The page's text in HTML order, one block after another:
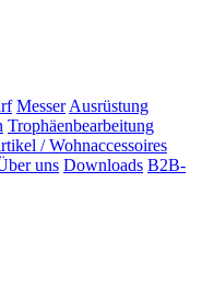
Messer Ausrüstung
Trophäenbearbeitung
/ Wohnaccessoires
uns Downloads B2B-